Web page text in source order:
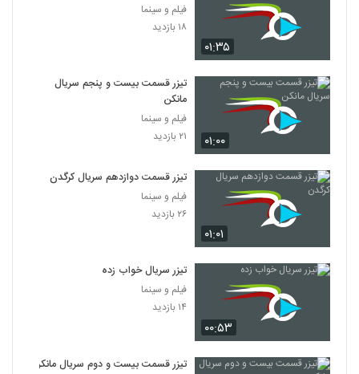
۰۱:۳۵
فیلم و سینما
۱۸ بازدید
۰۱:۰۰
تیزر قسمت بیست و پنجم سریال
مانکن
فیلم و سینما
۲۱ بازدید
۰۱:۰۱
تیزر قسمت دوازدهم سریال کرگدن
فیلم و سینما
۲۶ بازدید
۰۰:۵۳
تیزر سریال خواب زده
فیلم و سینما
۱۴ بازدید
تیزر قسمت بیست و دوم سریال مانکن